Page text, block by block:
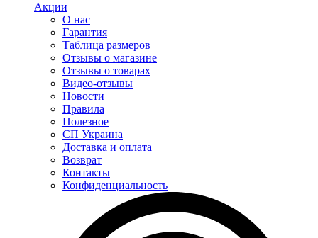
Акции
О нас
Гарантия
Таблица размеров
Отзывы о магазине
Отзывы о товарах
Видео-отзывы
Новости
Правила
Полезное
СП Украина
Доставка и оплата
Возврат
Контакты
Конфиденциальность